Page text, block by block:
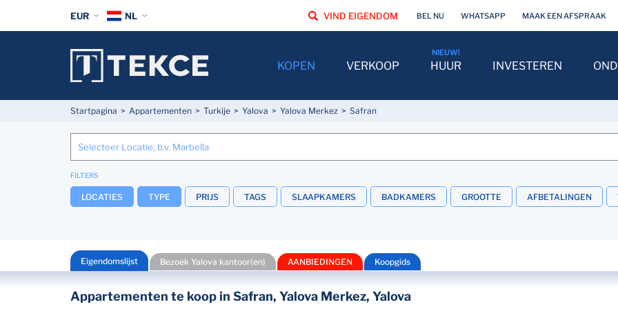
Startpagina Appartementen Turkije Yalova Yalova Merkez Safran
FILTERS
LOCATIES TYPE PRIJS TAGS SLAAPKAMERS BADKAMERS GROOTTE AFBETALINGEN
Eigendomslijst Bezoek Yalova kantoor(en) AANBIEDINGEN Koopgids
Appartementen te koop in Safran, Yalova Merkez, Yalova
EUR NL
KOPEN VERKOOP HUUR INVESTEREN
VIND EIGENDOM BEL NU WHATSAPP MAAK EEN AFSPRAAK